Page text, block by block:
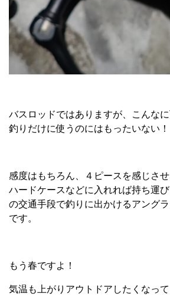
バスロッドではありますが、こんな
釣りだけに使うのにはもったいない！
感度はもちろん、４ピースを感じさせ
ハードケースなどに入れれば持ち運
の交通手段で釣りに出かけるアング
です。
もう春ですよ！
気温も上がりアウトドアしたくなって